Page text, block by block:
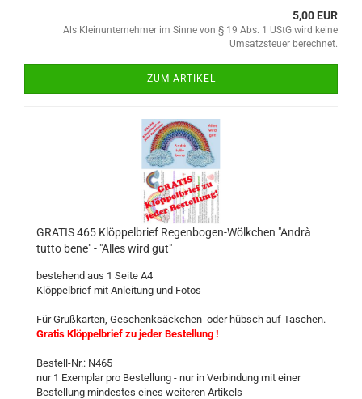
5,00 EUR
Als Kleinunternehmer im Sinne von § 19 Abs. 1 UStG wird keine
Umsatzsteuer berechnet.
ZUM ARTIKEL
GRATIS 465 Klöppelbrief Regenbogen-Wölkchen "Andrà
tutto bene" - "Alles wird gut"
bestehend aus 1 Seite A4
Klöppelbrief mit Anleitung und Fotos
Für Grußkarten, Geschenksäckchen oder hübsch auf Taschen.
Gratis Klöppelbrief zu jeder Bestellung !
Bestell-Nr.: N465
nur 1 Exemplar pro Bestellung - nur in Verbindung mit einer
Bestellung mindestes eines weiteren Artikels